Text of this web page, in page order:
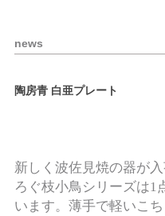
news
陶房青 白亜プレート
新しく波佐見焼の器が
ろぐ枝小鳥シリーズは1
います。薄手で軽いこ